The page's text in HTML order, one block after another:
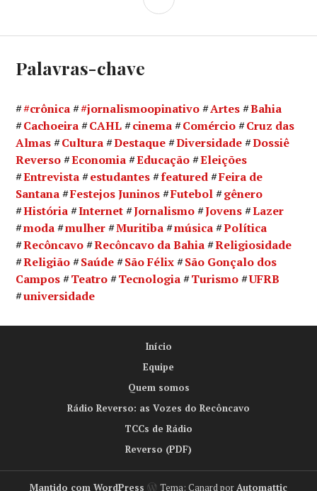
Palavras-chave
#crônica #jornalismoopinativo Artes
Bahia
Cachoeira
CAHL cinema Comércio
Cruz das
Almas
Cultura Destaque Diversidade
Dossiê
Reverso
Economia Educação
Eleições
Entrevista
estudantes featured
Feira de
Santana
Festejos Juninos Futebol
gênero
História
Internet Jornalismo Jovens
Lazer
moda
mulher Muritiba música
Política
Recôncavo
Recôncavo da Bahia
Religiosidade
Religião
Saúde São Félix
São Gonçalo dos
Campos
Teatro Tecnologia Turismo
UFRB
universidade
Início
Equipe
Quem somos
Rádio Reverso: as Vozes do Recôncavo
TCCs de Rádio
Reverso (PDF)
Mantido com WordPress Tema: Canard por Automattic